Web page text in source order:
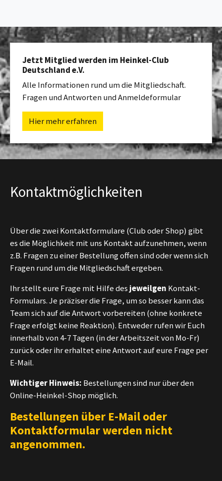
Jetzt Mitglied werden im Heinkel-Club
Deutschland e.V.
Alle Informationen rund um die Mitgliedschaft.
Fragen und Antworten und Anmeldeformular
Hier mehr erfahren
Kontaktmöglichkeiten
Über die zwei Kontaktformulare (Club oder Shop) gibt
es die Möglichkeit mit uns Kontakt aufzunehmen, wenn
z.B. Fragen zu einer Bestellung offen sind oder wenn sich
Fragen rund um die Mitgliedschaft ergeben.
Ihr stellt eure Frage mit Hilfe des jeweilgen Kontakt-
Formulars. Je präziser die Frage, um so besser kann das
Team sich auf die Antwort vorbereiten (ohne konkrete
Frage erfolgt keine Reaktion). Entweder rufen wir Euch
innerhalb von 4-7 Tagen (in der Arbeitszeit von Mo-Fr)
zurück oder ihr erhaltet eine Antwort auf eure Frage per
E-Mail.
Wichtiger Hinweis: Bestellungen sind nur über den
Online-Heinkel-Shop möglich.
Bestellungen über E-Mail oder
Kontaktformular werden nicht
angenommen.